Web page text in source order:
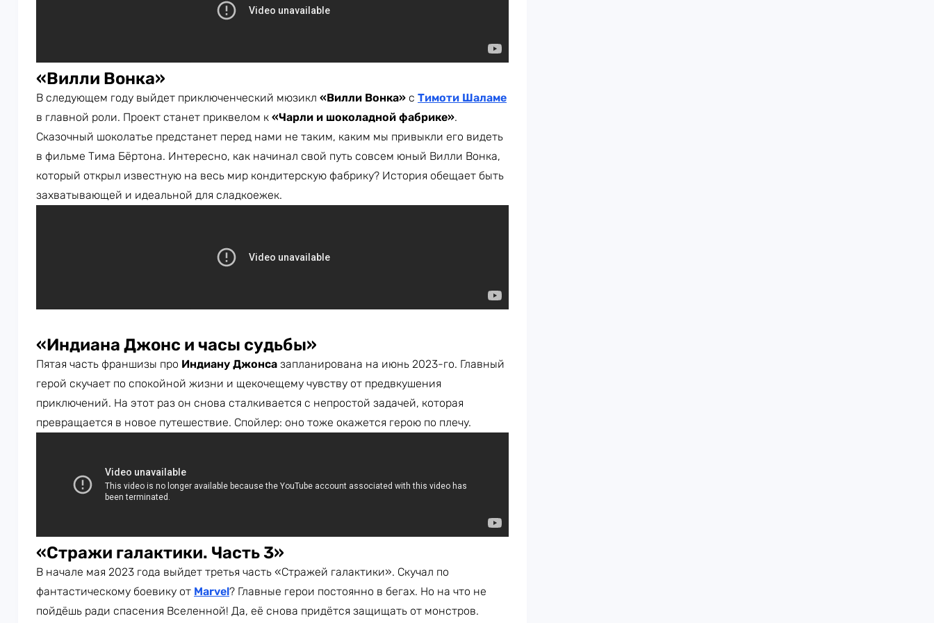
«Вилли Вонка»
В следующем году выйдет приключенческий мюзикл «Вилли Вонка» с Тимоти Шаламе
в главной роли. Проект станет приквелом к «Чарли и шоколадной фабрике».
Сказочный шоколатье предстанет перед нами не таким, каким мы привыкли его видеть
в фильме Тима Бёртона. Интересно, как начинал свой путь совсем юный Вилли Вонка,
который открыл известную на весь мир кондитерскую фабрику? История обещает быть
захватывающей и идеальной для сладкоежек.
«Индиана Джонс и часы судьбы»
Пятая часть франшизы про Индиану Джонса запланирована на июнь 2023-го. Главный
герой скучает по спокойной жизни и щекочещему чувству от предвкушения
приключений. На этот раз он снова сталкивается с непростой задачей, которая
превращается в новое путешествие. Спойлер: оно тоже окажется герою по плечу.
«Стражи галактики. Часть 3»
В начале мая 2023 года выйдет третья часть «Стражей галактики». Скучал по
фантастическому боевику от Marvel? Главные герои постоянно в бегах. Но на что не
пойдёшь ради спасения Вселенной! Да, её снова придётся защищать от монстров.